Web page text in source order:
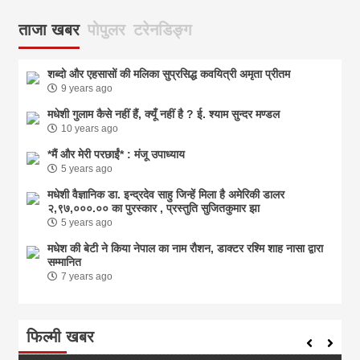
ताजा खबर पोपुलर टरेनडिङ्ग
शब्दो और एहसासों की मलिका सुप्रसिद्ध कवयित्री अमृता प्रीतम
9 years ago
मधेशी गुलाम कैसे नहीं हैं, क्यूँ नहीं है ? ई. श्याम सुन्दर मण्डल
10 years ago
*मैं और मेरी परछाईं* : मंजू उपाध्याय
5 years ago
मधेशी वैज्ञानिक डा. इन्द्रदेव साहु जिन्हें मिला है अमेरिकी डालर
२,९७,०००.०० का पुरस्कार , प्रस्तुति सुजितकुमार झा
5 years ago
मधेश की बेटी ने किया नेपाल का नाम राैशन, डाक्टर रश्मि शाह नासा द्वारा
सम्मानित
7 years ago
फिल्मी खबर